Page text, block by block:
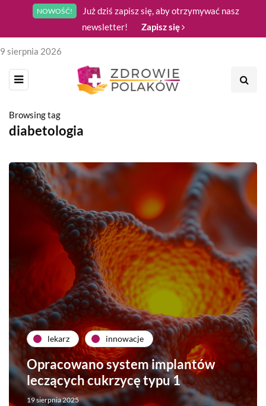
NOWOŚĆ!
Już dziś zapisz się, aby otrzymywać nasz
newsletter!
Zapisz się
9 sierpnia 2026
Browsing tag
diabetologia
lekarz innowacje
Opracowano system implantów
leczących cukrzycę typu 1
19 sierpnia 2025